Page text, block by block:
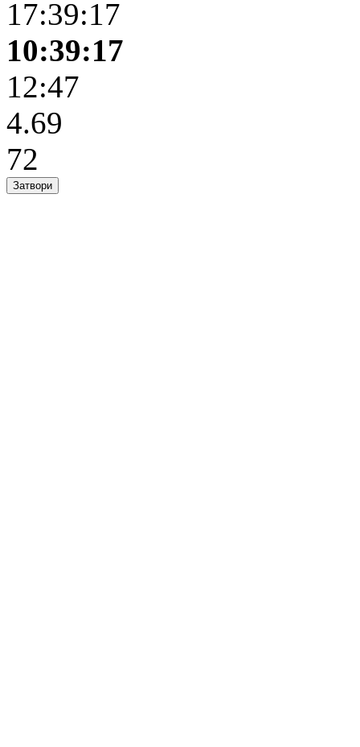
17:39:17
10:39:17
12:47
4.69
72
Затвори